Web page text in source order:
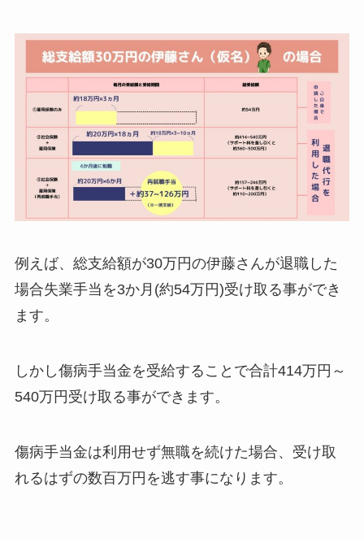
例えば、総支給額が30万円の伊藤さんが退職した
場合失業手当を3か月(約54万円)受け取る事ができ
ます。
しかし傷病手当金を受給することで合計414万円～
540万円受け取る事ができます。
傷病手当金は利用せず無職を続けた場合、受け取
れるはずの数百万円を逃す事になります。